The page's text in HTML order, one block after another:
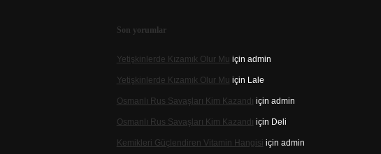
Son yorumlar
Yetişkinlerde Kızamık Olur Mu için admin
Yetişkinlerde Kızamık Olur Mu için Lale
Osmanlı Rus Savaşları Kim Kazandı için admin
Osmanlı Rus Savaşları Kim Kazandı için Deli
Kemikleri Güçlendiren Vitamin Hangisi için admin